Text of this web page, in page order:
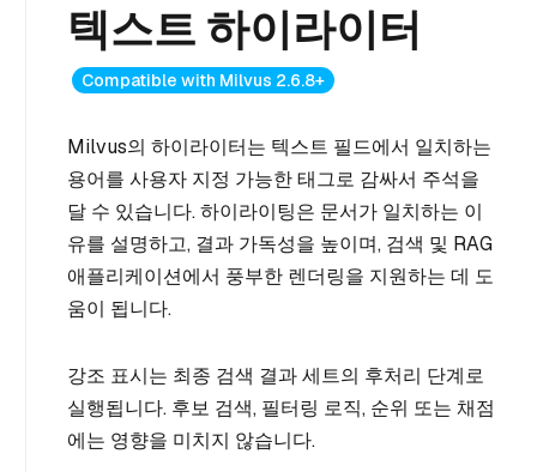
텍스트 하이라이터
Compatible with Milvus 2.6.8+
Milvus의 하이라이터는 텍스트 필드에서 일치하는
용어를 사용자 지정 가능한 태그로 감싸서 주석을
달 수 있습니다. 하이라이팅은 문서가 일치하는 이
유를 설명하고, 결과 가독성을 높이며, 검색 및 RAG
애플리케이션에서 풍부한 렌더링을 지원하는 데 도
움이 됩니다.
강조 표시는 최종 검색 결과 세트의 후처리 단계로
실행됩니다. 후보 검색, 필터링 로직, 순위 또는 채점
에는 영향을 미치지 않습니다.